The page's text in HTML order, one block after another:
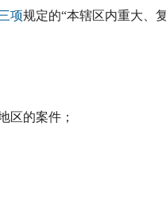
项规定的“本辖区内重大、
区的案件；